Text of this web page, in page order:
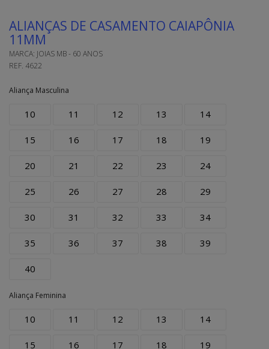
ALIANÇAS DE CASAMENTO CAIAPÔNIA
11MM
MARCA: JOIAS MB - 60 ANOS
REF. 4622
Aliança Masculina
10 11 12 13 14
15 16 17 18 19
20 21 22 23 24
25 26 27 28 29
30 31 32 33 34
35 36 37 38 39
40
Aliança Feminina
10 11 12 13 14
15 16 17 18 19